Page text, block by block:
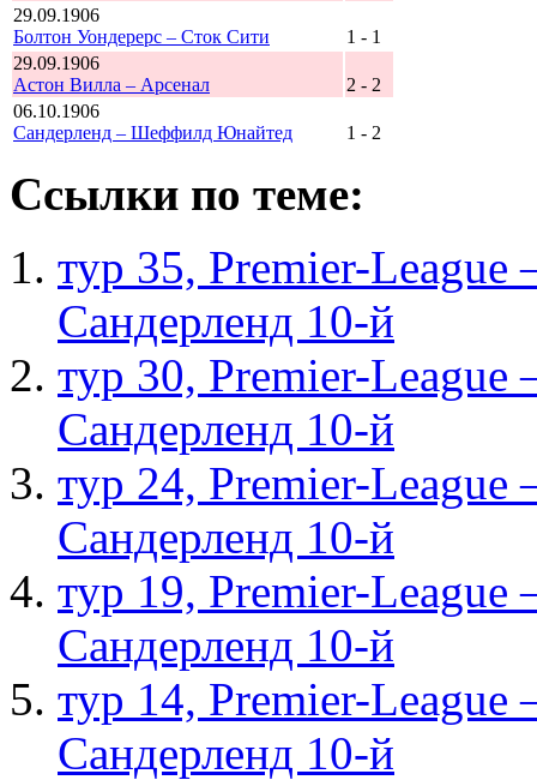
29.09.1906
Болтон Уондерерс – Сток Сити
1 - 1
29.09.1906
Астон Вилла – Арсенал
2 - 2
06.10.1906
Сандерленд – Шеффилд Юнайтед
1 - 2
Ссылки по теме:
тур 35, Рremier-
Сандерленд 10-й
тур 30, Рremier-
Сандерленд 10-й
тур 24, Рremier-
Сандерленд 10-й
тур 19, Рremier-
Сандерленд 10-й
тур 14, Рremier-
Сандерленд 10-й